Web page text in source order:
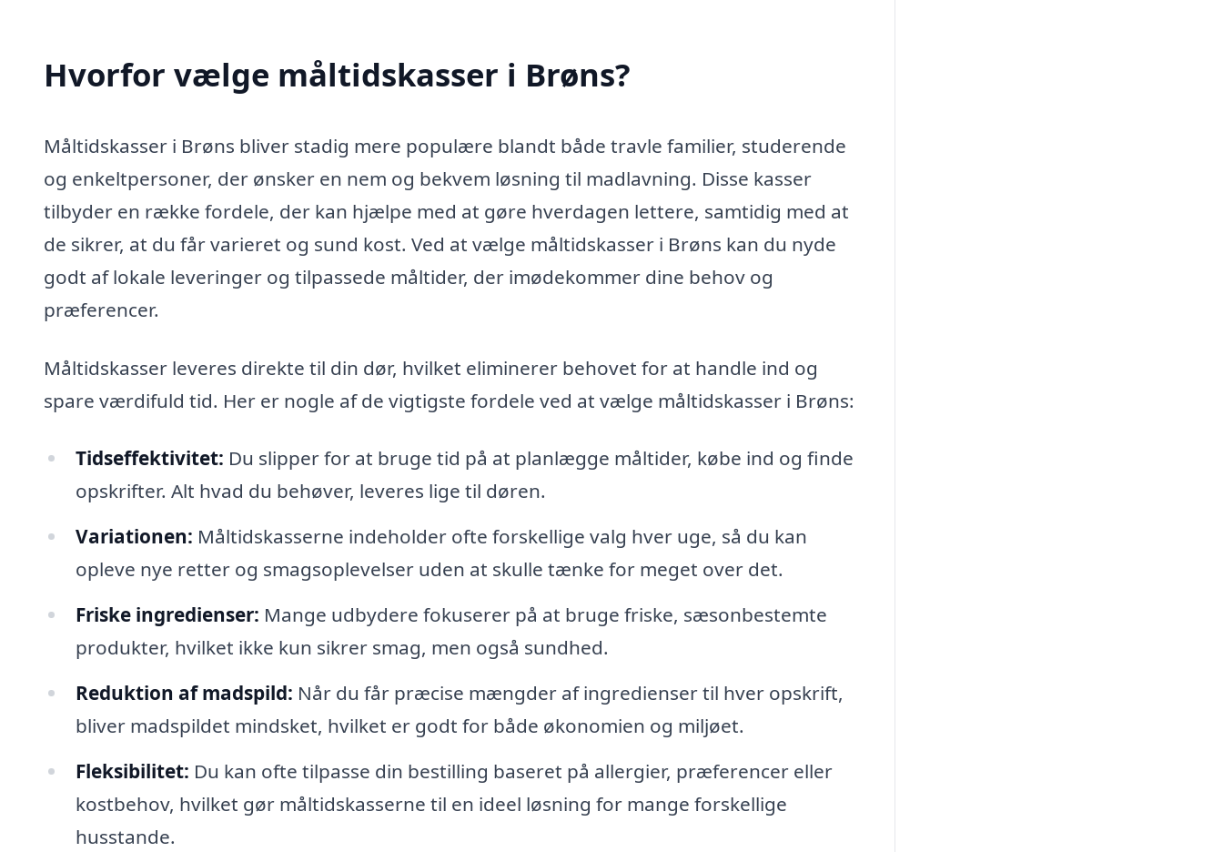
Hvorfor vælge måltidskasser i Brøns?
Måltidskasser i Brøns bliver stadig mere populære blandt både travle familier, studerende
og enkeltpersoner, der ønsker en nem og bekvem løsning til madlavning. Disse kasser
tilbyder en række fordele, der kan hjælpe med at gøre hverdagen lettere, samtidig med at
de sikrer, at du får varieret og sund kost. Ved at vælge måltidskasser i Brøns kan du nyde
godt af lokale leveringer og tilpassede måltider, der imødekommer dine behov og
præferencer.
Måltidskasser leveres direkte til din dør, hvilket eliminerer behovet for at handle ind og
spare værdifuld tid. Her er nogle af de vigtigste fordele ved at vælge måltidskasser i Brøns:
Tidseffektivitet: Du slipper for at bruge tid på at planlægge måltider, købe ind og finde
opskrifter. Alt hvad du behøver, leveres lige til døren.
Variationen: Måltidskasserne indeholder ofte forskellige valg hver uge, så du kan
opleve nye retter og smagsoplevelser uden at skulle tænke for meget over det.
Friske ingredienser: Mange udbydere fokuserer på at bruge friske, sæsonbestemte
produkter, hvilket ikke kun sikrer smag, men også sundhed.
Reduktion af madspild: Når du får præcise mængder af ingredienser til hver opskrift,
bliver madspildet mindsket, hvilket er godt for både økonomien og miljøet.
Fleksibilitet: Du kan ofte tilpasse din bestilling baseret på allergier, præferencer eller
kostbehov, hvilket gør måltidskasserne til en ideel løsning for mange forskellige
husstande.